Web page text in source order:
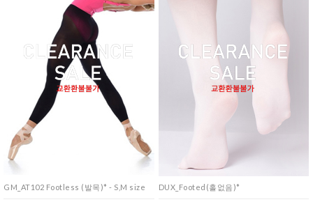
GM_AT102 Footless (발목)* - S,M size DUX_Footed(홀없음)*